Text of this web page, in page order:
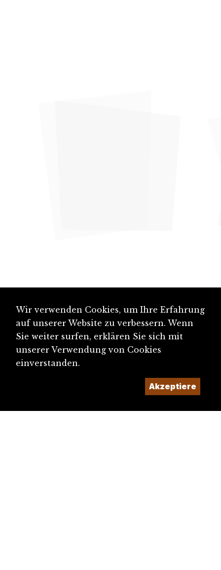
Wir verwenden Cookies, um Ihre Erfahrung
auf unserer Website zu verbessern. Wenn
Sie weiter surfen, erklären Sie sich mit
unserer Verwendung von Cookies
einverstanden.
Akzeptiere